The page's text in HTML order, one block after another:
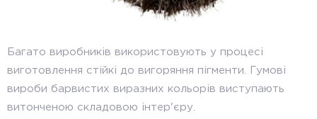
Багато виробників використовують у процесі
виготовлення стійкі до вигоряння пігменти. Гумові
вироби барвистих виразних кольорів виступають
витонченою складовою інтер'єру.